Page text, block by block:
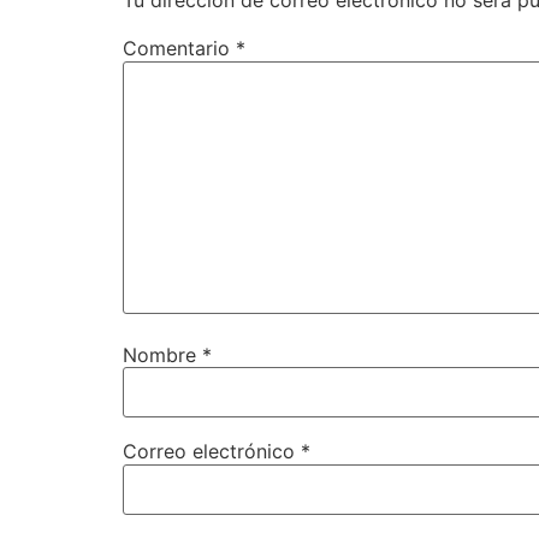
Comentario *
Nombre *
Correo electrónico *